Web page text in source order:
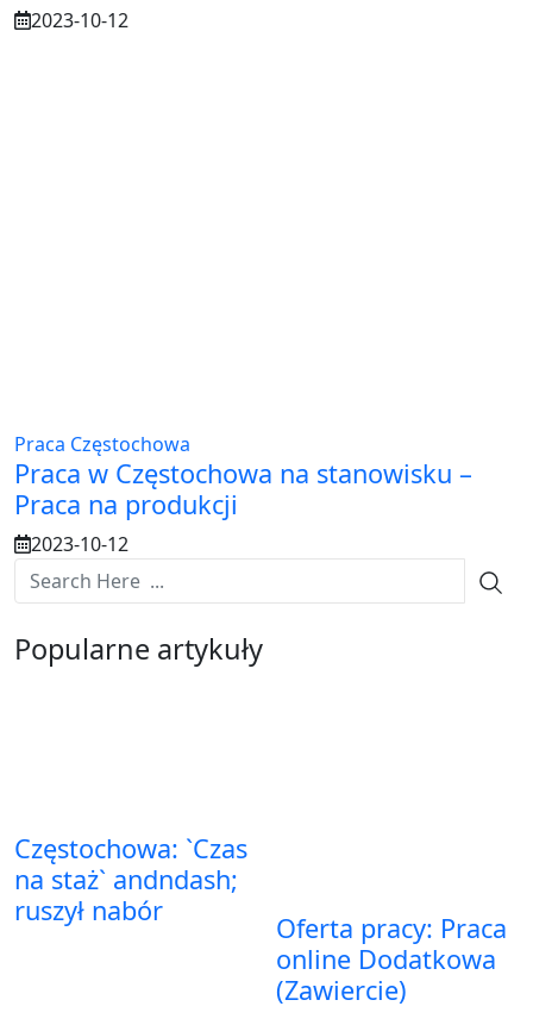
2023-10-12
Praca Częstochowa
Praca w Częstochowa na stanowisku –
Praca na produkcji
2023-10-12
Popularne artykuły
Częstochowa: `Czas
na staż` andndash;
ruszył nabór
Oferta pracy: Praca
online Dodatkowa
(Zawiercie)